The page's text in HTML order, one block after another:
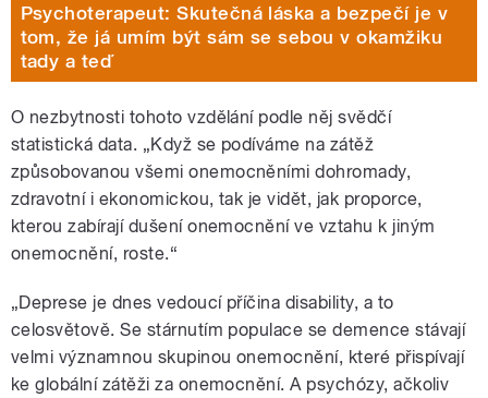
Psychoterapeut: Skutečná láska a bezpečí je v
tom, že já umím být sám se sebou v okamžiku
tady a teď
O nezbytnosti tohoto vzdělání podle něj svědčí
statistická data. „Když se podíváme na zátěž
způsobovanou všemi onemocněními dohromady,
zdravotní i ekonomickou, tak je vidět, jak proporce,
kterou zabírají dušení onemocnění ve vztahu k jiným
onemocnění, roste.“
„Deprese je dnes vedoucí příčina disability, a to
celosvětově. Se stárnutím populace se demence stávají
velmi významnou skupinou onemocnění, které přispívají
ke globální zátěži za onemocnění. A psychózy, ačkoliv